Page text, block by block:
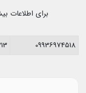
برای اطلاعات
09936974518